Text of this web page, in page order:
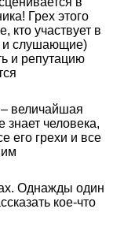
Грех этого
кто участвует в
и слушающие)
и репутацию
величайшая
знает человека,
его грехи и все
Однажды один
кое-что